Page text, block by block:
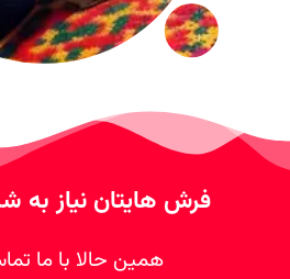
فرش هایتان نیاز به
همین حالا با ما